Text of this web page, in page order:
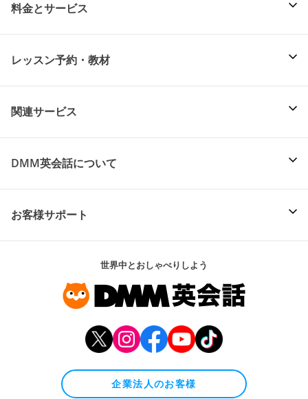
料金とサービス
レッスン予約・教材
関連サービス
DMM英会話について
お客様サポート
世界中とおしゃべりしよう
企業法人のお客様